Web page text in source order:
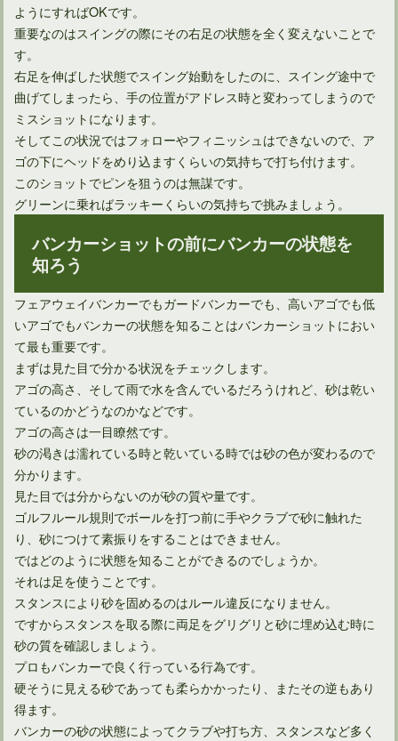
ようにすればOKです。
重要なのはスイングの際にその右足の状態を全く変えないことで
す。
右足を伸ばした状態でスイング始動をしたのに、スイング途中で
曲げてしまったら、手の位置がアドレス時と変わってしまうので
ミスショットになります。
そしてこの状況ではフォローやフィニッシュはできないので、ア
ゴの下にヘッドをめり込ますくらいの気持ちで打ち付けます。
このショットでピンを狙うのは無謀です。
グリーンに乗ればラッキーくらいの気持ちで挑みましょう。
バンカーショットの前にバンカーの状態を
知ろう
フェアウェイバンカーでもガードバンカーでも、高いアゴでも低
いアゴでもバンカーの状態を知ることはバンカーショットにおい
て最も重要です。
まずは見た目で分かる状況をチェックします。
アゴの高さ、そして雨で水を含んでいるだろうけれど、砂は乾い
ているのかどうなのかなどです。
アゴの高さは一目瞭然です。
砂の渇きは濡れている時と乾いている時では砂の色が変わるので
分かります。
見た目では分からないのが砂の質や量です。
ゴルフルール規則でボールを打つ前に手やクラブで砂に触れた
り、砂につけて素振りをすることはできません。
ではどのように状態を知ることができるのでしょうか。
それは足を使うことです。
スタンスにより砂を固めるのはルール違反になりません。
ですからスタンスを取る際に両足をグリグリと砂に埋め込む時に
砂の質を確認しましょう。
プロもバンカーで良く行っている行為です。
硬そうに見える砂であっても柔らかかったり、またその逆もあり
得ます。
バンカーの砂の状態によってクラブや打ち方、スタンスなど多く